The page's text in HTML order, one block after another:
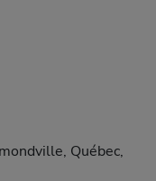
Québec,